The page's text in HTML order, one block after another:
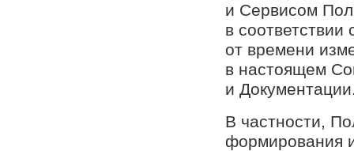
и Сервисом
в
от времени
в настоящем
и
В частности,
формирования